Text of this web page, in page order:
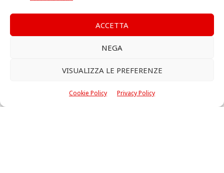
ACCETTA
NEGA
VISUALIZZA LE PREFERENZE
Cookie Policy Privacy Policy